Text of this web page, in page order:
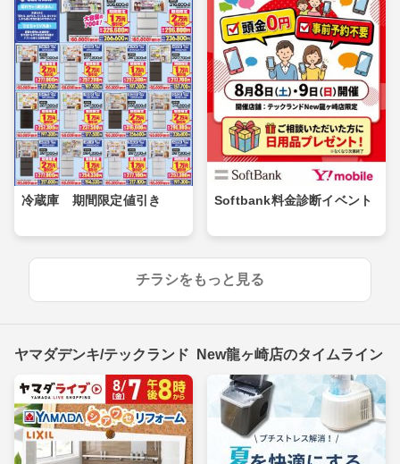
冷蔵庫 期間限定値引き Softbank料金診断イベント
チラシをもっと見る
ヤマダデンキ/テックランド New龍ヶ崎店のタイムライン